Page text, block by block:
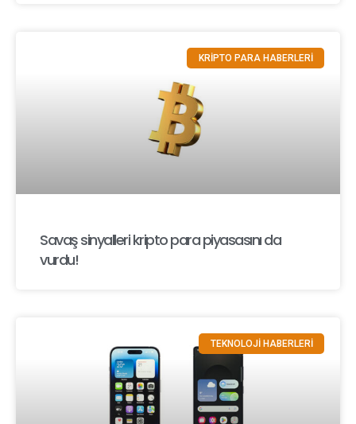
KRİPTO PARA HABERLERİ
Savaş sinyalleri kripto para piyasasını da
vurdu!
TEKNOLOJİ HABERLERİ